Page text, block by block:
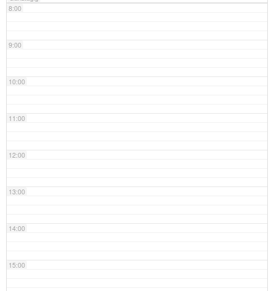
8:00
9:00
10:00
11:00
12:00
13:00
14:00
15:00